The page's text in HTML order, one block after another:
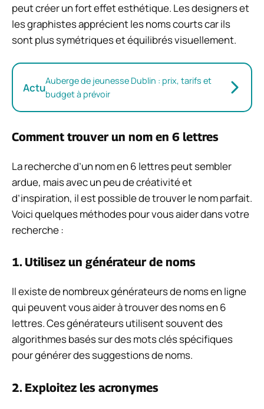
peut créer un fort effet esthétique. Les designers et
les graphistes apprécient les noms courts car ils
sont plus symétriques et équilibrés visuellement.
ActuAuberge de jeunesse Dublin : prix, tarifs et
budget à prévoir
Comment trouver un nom en 6 lettres
La recherche d’un nom en 6 lettres peut sembler
ardue, mais avec un peu de créativité et
d’inspiration, il est possible de trouver le nom parfait.
Voici quelques méthodes pour vous aider dans votre
recherche :
1. Utilisez un générateur de noms
Il existe de nombreux générateurs de noms en ligne
qui peuvent vous aider à trouver des noms en 6
lettres. Ces générateurs utilisent souvent des
algorithmes basés sur des mots clés spécifiques
pour générer des suggestions de noms.
2. Exploitez les acronymes